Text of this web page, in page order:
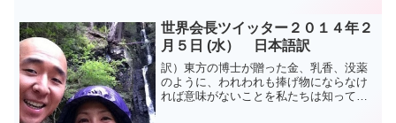
堕落したという事実を知ることが出来ま
す。復帰の線上から私達...
世界会長ツイッター２０１４年２
月５日 (水） 日本語訳
訳）東方の博士が贈った金、乳香、没薬
のように、われわれも捧げ物にならなけ
れば意味がないことを私たちは知ってお